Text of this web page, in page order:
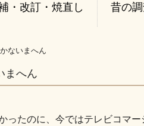
・改訂・焼直し 昔の
ないまへん
まへん
たのに、今ではテレビコマー